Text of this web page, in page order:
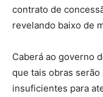
contrato de
revelando baixo de
Caberá ao governo
que tais obras serão
insuficientes para